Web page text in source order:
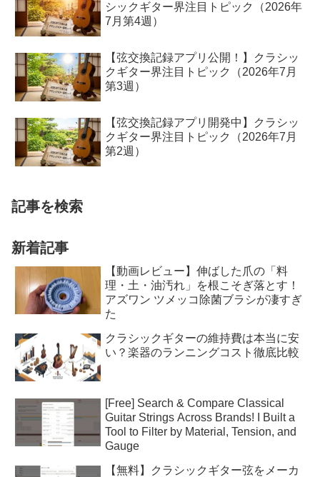
シックギター界注目トピック（2026年
7月第4週）
【弦交換記録アプリ公開！】クラシッ
クギター界注目トピック（2026年7月
第3週）
【弦交換記録アプリ開発中】クラシッ
クギター界注目トピック（2026年7月
第2週）
記事を検索
新着記事
【動画レビュー】伸ばした爪の「料
理・土・油汚れ」を根こそぎ落とす！
アズワン ツメッコ除菌ブラシが凄すぎ
た
クラシックギターの維持費は本当に安
い？楽器のランニングコスト徹底比較
[Free] Search & Compare Classical
Guitar Strings Across Brands! I Built a
Tool to Filter by Material, Tension, and
Gauge
【無料】クラシックギター弦をメーカ